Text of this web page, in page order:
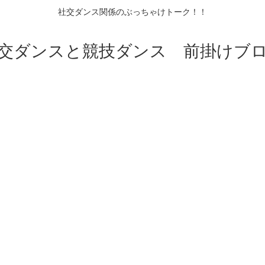
社交ダンス関係のぶっちゃけトーク！！
ダンスと競技ダンス 前掛けブ